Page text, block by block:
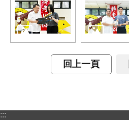
管
理
個
人
回上一頁
:::